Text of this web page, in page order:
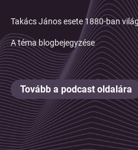
Takács János esete 1880-ban
A téma blogbejegyzése
Tovább a podcast oldalára